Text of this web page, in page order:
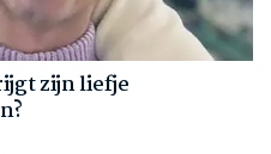
zijn liefje